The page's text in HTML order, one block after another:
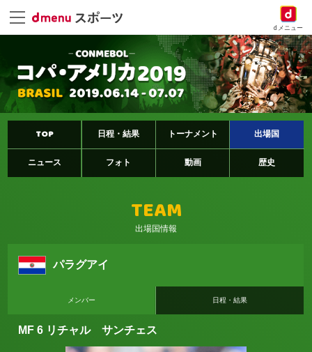
dメニュー
TOP 日程・結果 トーナメント 出場国
ニュース フォト 動画 歴史
TEAM
出場国情報
パラグアイ
メンバー 日程・結果
MF 6 リチャル サンチェス